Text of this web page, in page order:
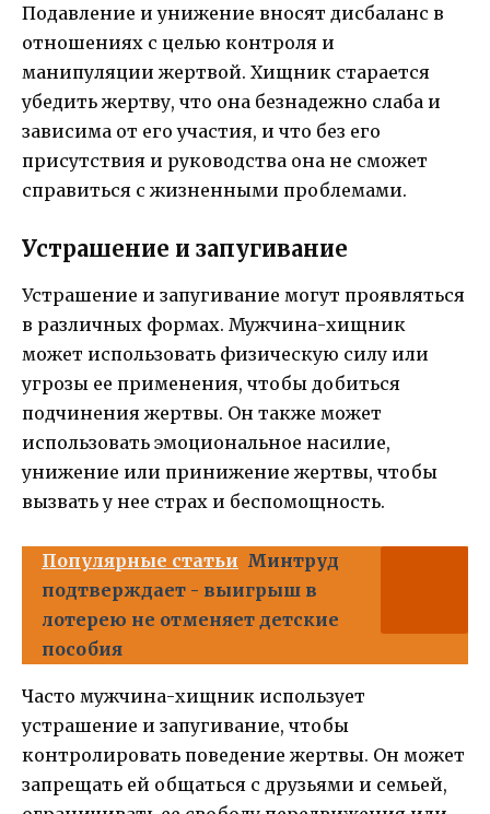
Подавление и унижение вносят дисбаланс в
отношениях с целью контроля и
манипуляции жертвой. Хищник старается
убедить жертву, что она безнадежно слаба и
зависима от его участия, и что без его
присутствия и руководства она не сможет
справиться с жизненными проблемами.
Устрашение и запугивание
Устрашение и запугивание могут проявляться
в различных формах. Мужчина-хищник
может использовать физическую силу или
угрозы ее применения, чтобы добиться
подчинения жертвы. Он также может
использовать эмоциональное насилие,
унижение или принижение жертвы, чтобы
вызвать у нее страх и беспомощность.
Популярные статьи Минтруд
подтверждает - выигрыш в
лотерею не отменяет детские
пособия
Часто мужчина-хищник использует
устрашение и запугивание, чтобы
контролировать поведение жертвы. Он может
запрещать ей общаться с друзьями и семьей,